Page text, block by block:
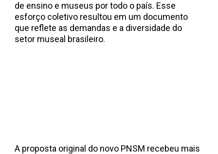
de ensino e museus por todo o país. Esse
esforço coletivo resultou em um documento
que reflete as demandas e a diversidade do
setor museal brasileiro.
A proposta original do novo PNSM recebeu mais